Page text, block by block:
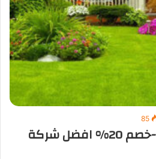
85
تنسيق حدائق بتبوك-خصم 20% افضل شركة